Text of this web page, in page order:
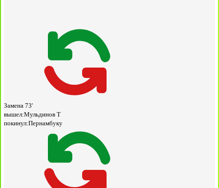
Замена 73'
вышел:Мульдинов Т
покинул:Пернамбуку